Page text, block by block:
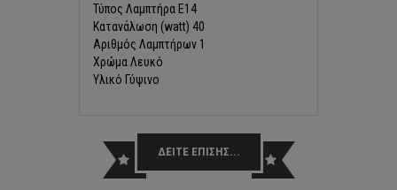
Τύπος Λαμπτήρα E14
Κατανάλωση (watt) 40
Αριθμός Λαμπτήρων 1
Χρώμα Λευκό
Υλικό Γύψινο
ΔΕΙΤΕ ΕΠΙΣΗΣ...